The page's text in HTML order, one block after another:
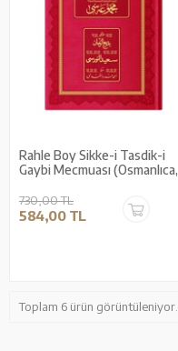
Rahle Boy Sikke-i Tasdik-i
Gaybi Mecmuası (Osmanlıca,
730,00 TL
584,00 TL
Toplam 6 ürün görüntüleniyor.